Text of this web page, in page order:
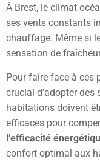
À Brest, le climat
ses vents constants
chauffage. Même si
sensation de
Pour faire face à ces
crucial d’adopter
habitations doivent
efficaces pour
l’efficacité
confort optimal aux